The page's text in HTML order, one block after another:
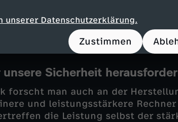
Datenschutzerklärung.
Zustimmen
So will man viel früher und viel
finden. Wie weit ist
Welt der Quanten damit zu
Sicherheit
forscht man auch an der
und leistungsstärkere
die Leistung selbst der